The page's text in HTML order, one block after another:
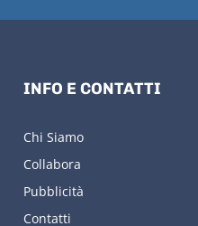
INFO E CONTATTI
Chi Siamo
Collabora
Pubblicità
Contatti